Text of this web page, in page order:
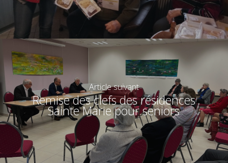
Article suivant
Remise des clefs des résidences
Sainte Marie pour seniors